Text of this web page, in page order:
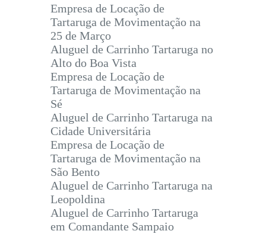
Empresa de Locação de
Tartaruga de Movimentação na
25 de Março
Aluguel de Carrinho Tartaruga no
Alto do Boa Vista
Empresa de Locação de
Tartaruga de Movimentação na
Sé
Aluguel de Carrinho Tartaruga na
Cidade Universitária
Empresa de Locação de
Tartaruga de Movimentação na
São Bento
Aluguel de Carrinho Tartaruga na
Leopoldina
Aluguel de Carrinho Tartaruga
em Comandante Sampaio